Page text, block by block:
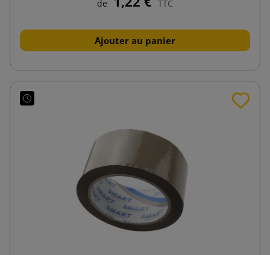
de TTC
Ajouter au panier